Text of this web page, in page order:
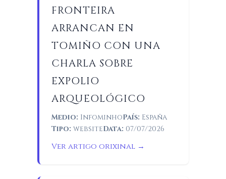
FRONTEIRA
ARRANCAN EN
TOMIÑO CON UNA
CHARLA SOBRE
EXPOLIO
ARQUEOLÓGICO
Medio: InfominhoPaís: España
Tipo: websiteData: 07/07/2026
Ver artigo orixinal →